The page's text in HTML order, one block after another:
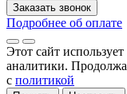
Заказать звонок
Подробнее об оплате
Этот сайт
аналитики.
с политикой